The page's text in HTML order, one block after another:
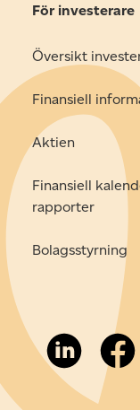
För investerare
Översikt
Finansiell
Aktien
Finansiell
rapporter
Bolagsstyrning